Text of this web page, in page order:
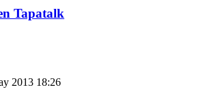
Tapatalk
2013 18:26